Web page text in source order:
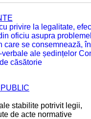
privire la legalitate,
oficiu asupra
care se consemnează,
verbale ale ședințelor
căsătorie
stabilite potrivit legii,
de acte normative